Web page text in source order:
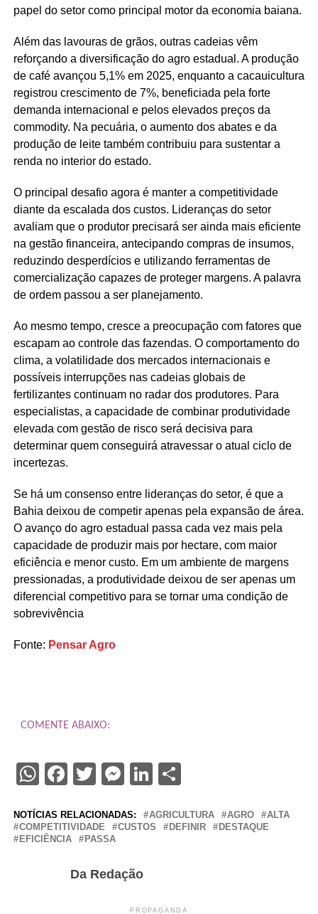
papel do setor como principal motor da economia baiana.
Além das lavouras de grãos, outras cadeias vêm
reforçando a diversificação do agro estadual. A produção
de café avançou 5,1% em 2025, enquanto a cacauicultura
registrou crescimento de 7%, beneficiada pela forte
demanda internacional e pelos elevados preços da
commodity. Na pecuária, o aumento dos abates e da
produção de leite também contribuiu para sustentar a
renda no interior do estado.
O principal desafio agora é manter a competitividade
diante da escalada dos custos. Lideranças do setor
avaliam que o produtor precisará ser ainda mais eficiente
na gestão financeira, antecipando compras de insumos,
reduzindo desperdícios e utilizando ferramentas de
comercialização capazes de proteger margens. A palavra
de ordem passou a ser planejamento.
Ao mesmo tempo, cresce a preocupação com fatores que
escapam ao controle das fazendas. O comportamento do
clima, a volatilidade dos mercados internacionais e
possíveis interrupções nas cadeias globais de
fertilizantes continuam no radar dos produtores. Para
especialistas, a capacidade de combinar produtividade
elevada com gestão de risco será decisiva para
determinar quem conseguirá atravessar o atual ciclo de
incertezas.
Se há um consenso entre lideranças do setor, é que a
Bahia deixou de competir apenas pela expansão de área.
O avanço do agro estadual passa cada vez mais pela
capacidade de produzir mais por hectare, com maior
eficiência e menor custo. Em um ambiente de margens
pressionadas, a produtividade deixou de ser apenas um
diferencial competitivo para se tornar uma condição de
sobrevivência
Fonte: Pensar Agro
COMENTE ABAIXO:
WhatsApp
Facebook
Twitter
Messenger
LinkedIn
Share
NOTÍCIAS RELACIONADAS: AGRICULTURA AGRO
ALTA
COMPETITIVIDADE
CUSTOS DEFINIR
DESTAQUE
EFICIÊNCIA
PASSA
Da Redação
PROPAGANDA